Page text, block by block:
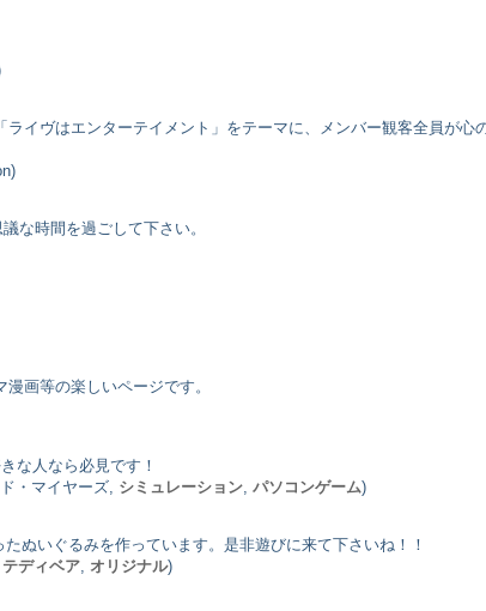
イヴはエンターテイメント」をテーマに、メンバー観客全員が心
な時間を過ごして下さい。
画等の楽しいページです。
な人なら必見です！
・マイヤーズ, シミュレーション パソコンゲーム)
ぬいぐるみを作っています。是非遊びに来て下さいね！！
テディベア オリジナル)